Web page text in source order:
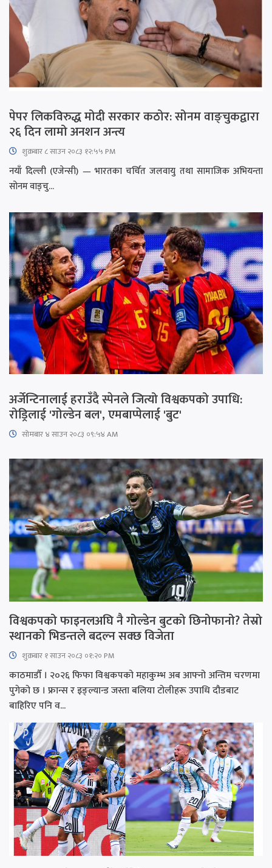
पेपर लिकविरुद्ध मोदी सरकार कठोर: सोनम वाङ्चुकद्वारा
२६ दिन लामो अनशन अन्त्य
शुक्रबार​ ८ साउन २०८३ १२:५५ PM
नयाँ दिल्ली (एजेन्सी) — भारतका चर्चित जलवायु तथा सामाजिक अभियन्ता
सोनम वाङ्चु...
अर्जेन्टिनालाई हराउँदै स्पेनले जित्यो विश्वकपको उपाधि:
रोड्रिलाई 'गोल्डेन बल', एमबाप्पेलाई 'बुट'
सोमबार ४ साउन २०८३ ०९:५४ AM
विश्वकपको फाइनलअघि नै गोल्डेन बुटको छिनोफानो? तेस्रो
स्थानको भिडन्तले बदल्न सक्छ विजेता
शुक्रबार​ १ साउन २०८३ ०१:२० PM
काठमाडौँ । २०२६ फिफा विश्वकपको महाकुम्भ अब आफ्नो अन्तिम चरणमा
पुगेको छ । फ्रान्स र इङ्ल्यान्ड जस्ता बलिया टोलीहरू उपाधि दौडबाट
बाहिरिए पनि व...